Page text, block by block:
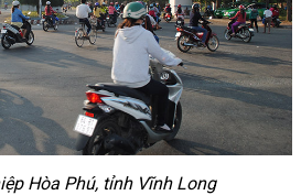
Hòa Phú, tỉnh Vĩnh Long